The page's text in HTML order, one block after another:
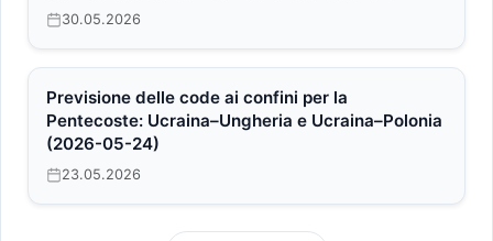
30.05.2026
Previsione delle code ai confini per la
Pentecoste: Ucraina–Ungheria e Ucraina–Polonia
(2026-05-24)
23.05.2026